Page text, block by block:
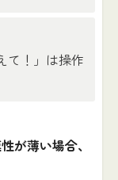
て！」は操作
が薄い場合、